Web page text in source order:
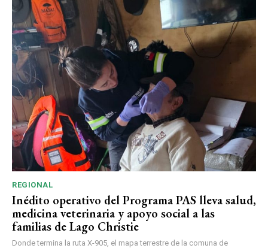
REGIONAL
Inédito operativo del Programa PAS lleva salud,
medicina veterinaria y apoyo social a las
familias de Lago Christie
Donde termina la ruta X-905, el mapa terrestre de la comuna de